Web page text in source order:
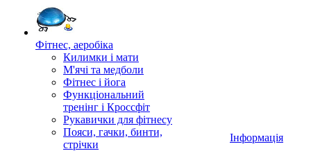
Фітнес, аеробіка
Килимки і мати
М'ячі та медболи
Фітнес і йога
Функціональний
тренінг і Кроссфіт
Рукавички для фітнесу
Пояси, гачки, бинти,
стрічки
Інформація